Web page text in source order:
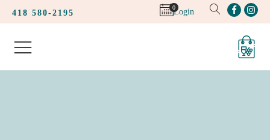
418 580-2195
0Login